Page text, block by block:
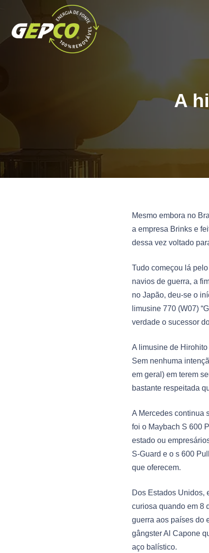
A
Mesmo embora no
a empresa Brinks e
dessa vez voltado
Tudo começou lá
navios de guerra, a
no Japão, deu-se o
limusine 770 (W07)
verdade o sucessor
A limusine de
Sem nenhuma
em geral) em terem
bastante respeitada
A Mercedes continua
foi o Maybach S 600
estado ou
S-Guard e o s 600
que oferecem.
Dos Estados Unidos,
curiosa quando em 8
guerra aos países do
gângster Al Capone
aço balístico.